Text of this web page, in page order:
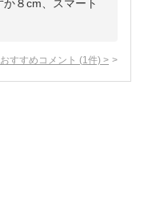
８cm、スマート
すすめコメント (1 件) >